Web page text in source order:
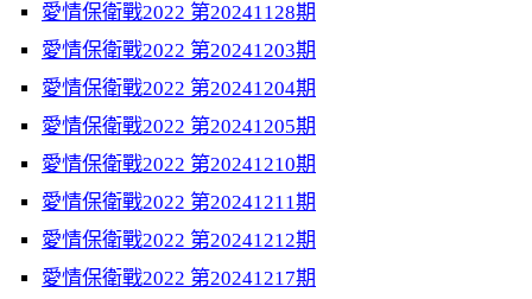
愛情保衛戰2022 第20241128期
愛情保衛戰2022 第20241203期
愛情保衛戰2022 第20241204期
愛情保衛戰2022 第20241205期
愛情保衛戰2022 第20241210期
愛情保衛戰2022 第20241211期
愛情保衛戰2022 第20241212期
愛情保衛戰2022 第20241217期